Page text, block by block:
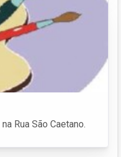
Rua São Caetano.